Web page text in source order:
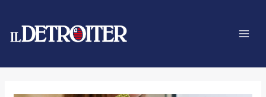
contenuto
articoli